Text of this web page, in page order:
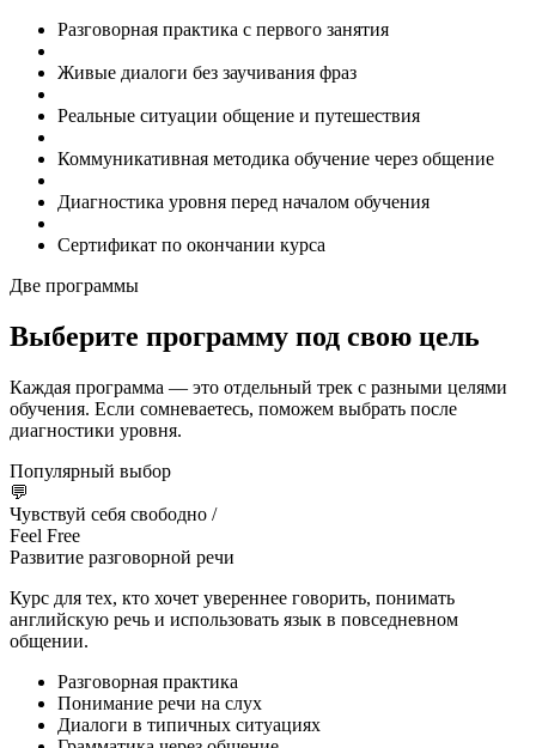
Разговорная практика с первого занятия
Живые диалоги без заучивания фраз
Реальные ситуации общение и путешествия
Коммуникативная методика обучение через общение
Диагностика уровня перед началом обучения
Сертификат по окончании курса
Две программы
Выберите программу под свою цель
Каждая программа — это отдельный трек с разными целями
обучения. Если сомневаетесь, поможем выбрать после
диагностики уровня.
Популярный выбор
💬
Чувствуй себя свободно /
Feel Free
Развитие разговорной речи
Курс для тех, кто хочет увереннее говорить, понимать
английскую речь и использовать язык в повседневном
общении.
Разговорная практика
Понимание речи на слух
Диалоги в типичных ситуациях